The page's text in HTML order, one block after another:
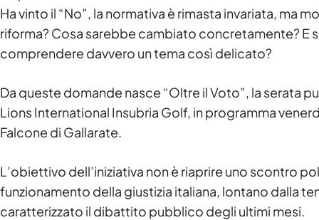
Ha vinto il “No”, la normativa è rimasta invariata, ma
riforma? Cosa sarebbe cambiato concretamente?
comprendere davvero un tema così delicato?
Da queste domande nasce “Oltre il Voto”, la serata
Lions International Insubria Golf, in programma
Falcone di Gallarate.
L’obiettivo dell’iniziativa non è riaprire uno scontro
funzionamento della giustizia italiana, lontano dalla
caratterizzato il dibattito pubblico degli ultimi mesi.